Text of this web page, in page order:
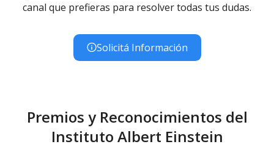
canal que prefieras para resolver todas tus dudas.
Solicitá Información
Premios y Reconocimientos del
Instituto Albert Einstein